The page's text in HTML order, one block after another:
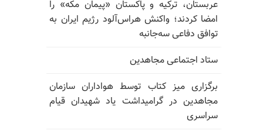
عربستان، ترکیه و پاکستان «پیمان مکه» را
امضا کردند؛ واکنش هراس‌آلود رژیم ایران به
توافق دفاعی سه‌جانبه
ستاد اجتماعی مجاهدین
برگزاری میز کتاب توسط هواداران سازمان
مجاهدین در گرامیداشت یاد شهیدان قیام
سراسری